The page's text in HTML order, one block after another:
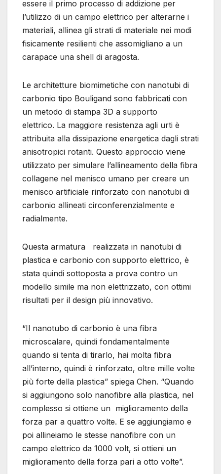
essere il primo processo di addizione per
l’utilizzo di un campo elettrico per alterarne i
materiali, allinea gli strati di materiale nei modi
fisicamente resilienti che assomigliano a un
carapace una shell di aragosta.
Le architetture biomimetiche con nanotubi di
carbonio tipo Bouligand sono fabbricati con
un metodo di stampa 3D a supporto
elettrico. La maggiore resistenza agli urti è
attribuita alla dissipazione energetica dagli strati
anisotropici rotanti. Questo approccio viene
utilizzato per simulare l’allineamento della fibra
collagene nel menisco umano per creare un
menisco artificiale rinforzato con nanotubi di
carbonio allineati circonferenzialmente e
radialmente.
Questa armatura realizzata in nanotubi di
plastica e carbonio con supporto elettrico, è
stata quindi sottoposta a prova contro un
modello simile ma non elettrizzato, con ottimi
risultati per il design più innovativo.
“Il nanotubo di carbonio è una fibra
microscalare, quindi fondamentalmente
quando si tenta di tirarlo, hai molta fibra
all’interno, quindi è rinforzato, oltre mille volte
più forte della plastica” spiega Chen. “Quando
si aggiungono solo nanofibre alla plastica, nel
complesso si ottiene un miglioramento della
forza par a quattro volte. E se aggiungiamo e
poi allineiamo le stesse nanofibre con un
campo elettrico da 1000 volt, si ottieni un
miglioramento della forza pari a otto volte”.